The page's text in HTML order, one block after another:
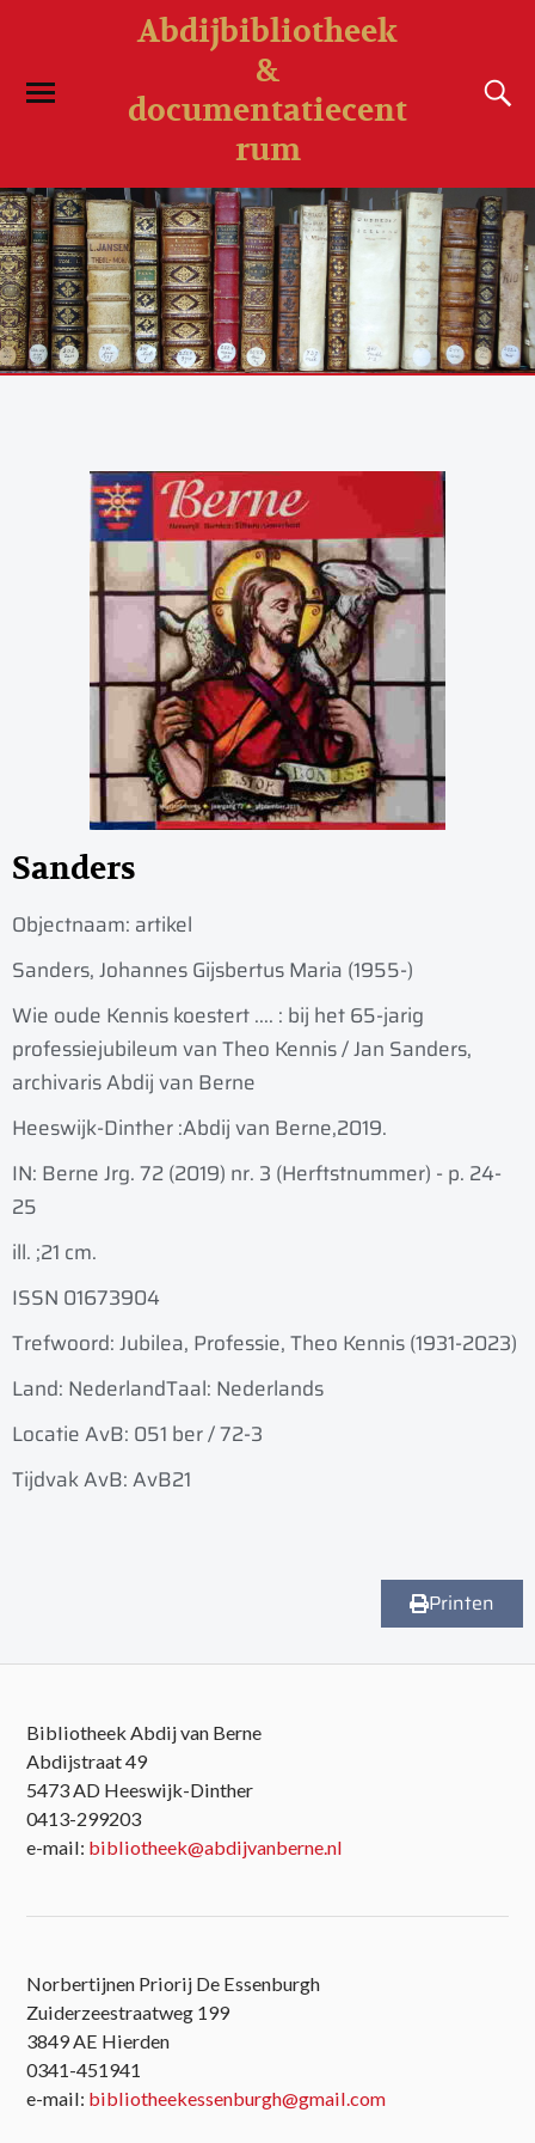
Abdijbibliotheek
&
documentatiecent
rum
Sanders
Objectnaam: artikel
Sanders, Johannes Gijsbertus Maria (1955-)
Wie oude Kennis koestert .... : bij het 65-jarig
professiejubileum van Theo Kennis / Jan Sanders,
archivaris Abdij van Berne
Heeswijk-Dinther :Abdij van Berne,2019.
IN: Berne Jrg. 72 (2019) nr. 3 (Herftstnummer) - p. 24-
25
ill. ;21 cm.
ISSN 01673904
Trefwoord: Jubilea, Professie, Theo Kennis (1931-2023)
Land: NederlandTaal: Nederlands
Locatie AvB: 051 ber / 72-3
Tijdvak AvB: AvB21
Printen
Bibliotheek Abdij van Berne
Abdijstraat 49
5473 AD Heeswijk-Dinther
0413-299203
e-mail: bibliotheek@abdijvanberne.nl
Norbertijnen Priorij De Essenburgh
Zuiderzeestraatweg 199
3849 AE Hierden
0341-451941
e-mail: bibliotheekessenburgh@gmail.com